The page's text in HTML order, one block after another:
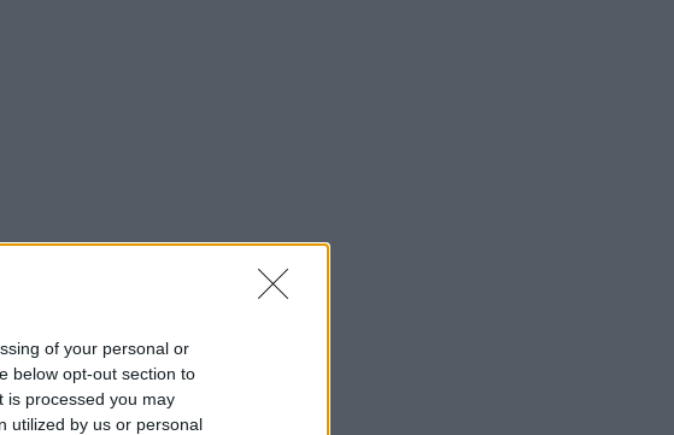
of your personal or
below opt-out section to
is processed you may
utilized by us or personal